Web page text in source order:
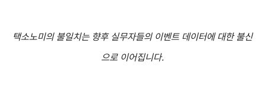
택소노미의 불일치는 향후 실무자들의 이벤트 데이터에 대한 불신
으로 이어집니다.